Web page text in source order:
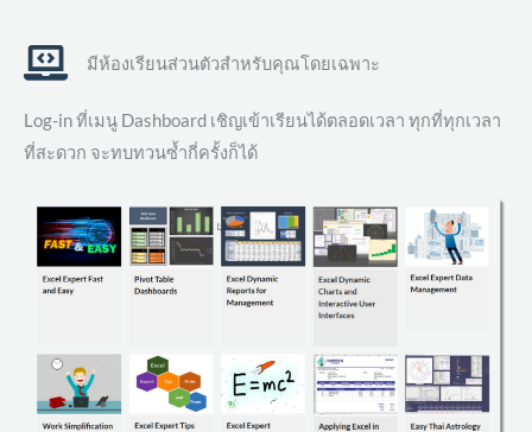
มีห้องเรียนส่วนตัวสำหรับคุณโดยเฉพาะ
Log-in ที่เมนู Dashboard เชิญเข้าเรียนได้ตลอดเวลา ทุกที่ทุกเวลา
ที่สะดวก จะทบทวนซ้ำกี่ครั้งก็ได้